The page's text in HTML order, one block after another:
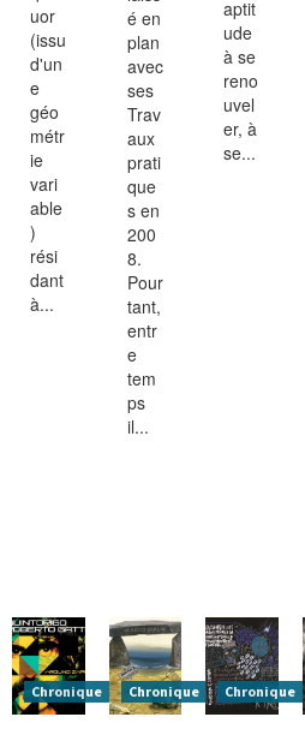
uor
(issu
d'un
e
géo
métr
ie
vari
able
)
rési
dant
à...
é en
plan
avec
ses
Trav
aux
prati
que
s en
200
8.
Pour
tant,
entr
e
tem
ps
il...
aptit
ude
à se
reno
uvel
er, à
se...
Chronique Chronique Chronique